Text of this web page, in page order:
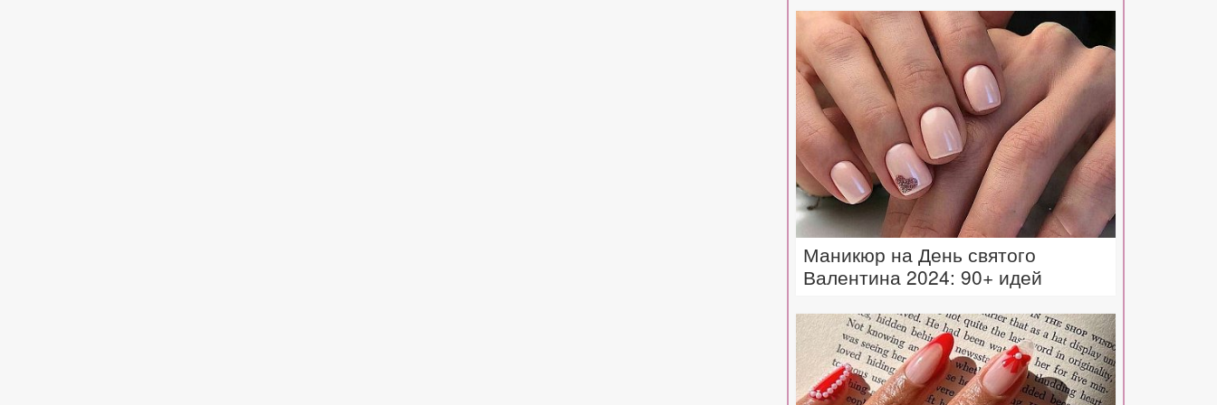
Маникюр на День святого
Валентина 2024: 90+ идей